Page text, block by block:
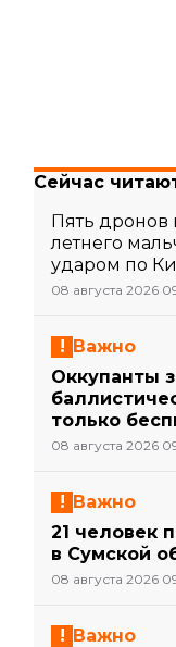
Сейчас
Пять дронов
летнего
ударом по
08 августа 2026
Важно
Оккупанты
только
08 августа 2026
Важно
21 человек
в Сумской
08 августа 2026
Важно